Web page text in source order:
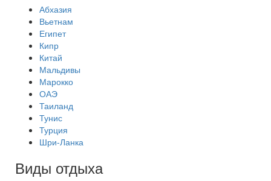
Абхазия
Вьетнам
Египет
Кипр
Китай
Мальдивы
Марокко
ОАЭ
Таиланд
Тунис
Турция
Шри-Ланка
Виды отдыха